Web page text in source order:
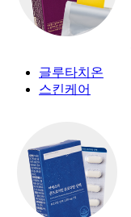
글루타치온
스킨케어